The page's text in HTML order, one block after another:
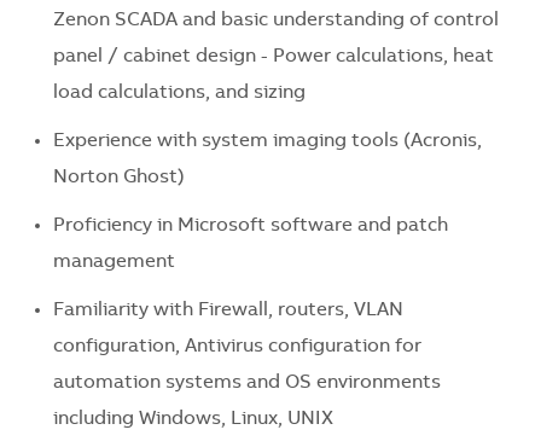
Zenon SCADA and basic understanding of control
panel / cabinet design - Power calculations, heat
load calculations, and sizing
Experience with system imaging tools (Acronis,
Norton Ghost)
Proficiency in Microsoft software and patch
management
Familiarity with Firewall, routers, VLAN
configuration, Antivirus configuration for
automation systems and OS environments
including Windows, Linux, UNIX